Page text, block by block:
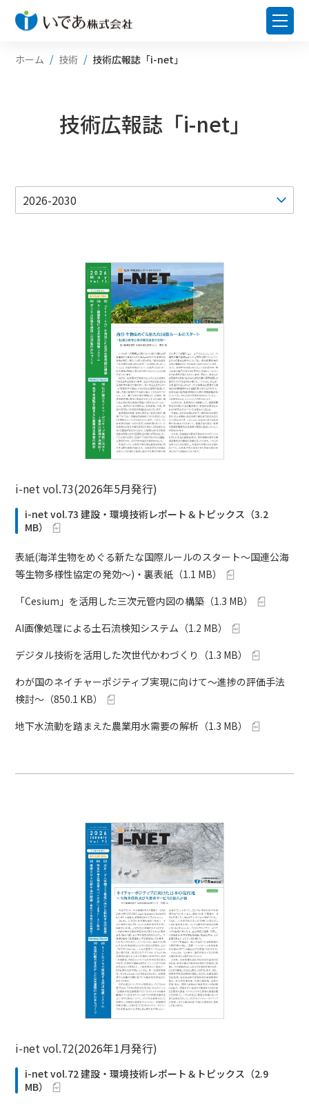
ホーム 技術 技術広報誌「i-net」
技術広報誌「i-net」
i-net vol.73(2026年5月発行)
i-net vol.73 建設・環境技術レポート＆トピックス （3.2
MB）
表紙(海洋生物をめぐる新たな国際ルールのスタート～国連公海
等生物多様性協定の発効～)・裏表紙 （1.1 MB）
「Cesium」を活用した三次元管内図の構築 （1.3 MB）
AI画像処理による土石流検知システム （1.2 MB）
デジタル技術を活用した次世代かわづくり
（1.3 MB）
わが国のネイチャーポジティブ実現に向けて～進捗の評価手法
検討～ （850.1 KB）
地下水流動を踏まえた農業用水需要の解析 （1.3 MB）
i-net vol.72(2026年1月発行)
i-net vol.72 建設・環境技術レポート＆トピックス （2.9
MB）